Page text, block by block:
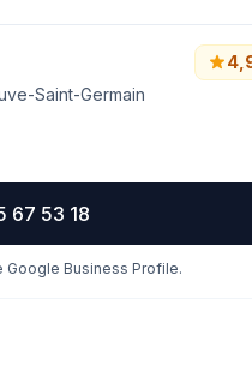
Saint-Germain
67 53 18
Google Business Profile.